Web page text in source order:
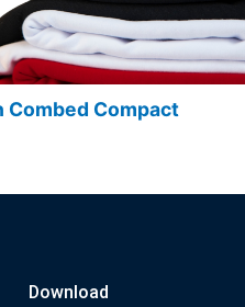
Combed Compact
Download